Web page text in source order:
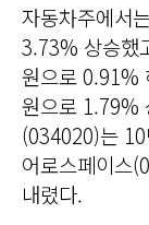
자동차주에서
3.73% 상승했
원으로 0.91%
원으로 1.79%
(034020)는
어로스페이스
내렸다.